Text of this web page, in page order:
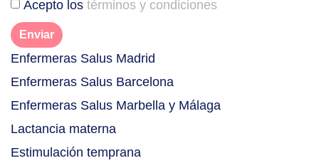
Acepto los términos y condiciones
Enviar
Enfermeras Salus Madrid
Enfermeras Salus Barcelona
Enfermeras Salus Marbella y Málaga
Lactancia materna
Estimulación temprana